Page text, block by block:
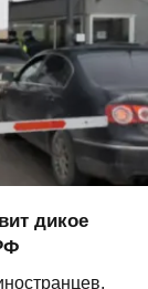
дикое